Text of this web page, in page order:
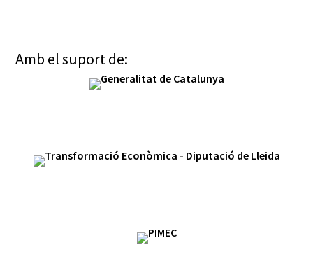
Amb el suport de: